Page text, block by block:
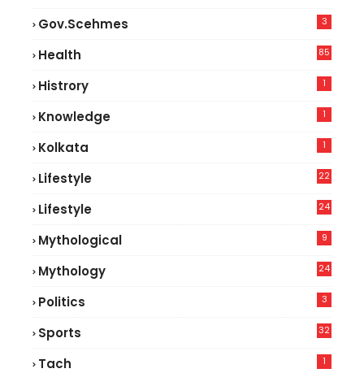
Gov.scehmes 3
Health
85
Histrory 1
Knowledge 1
Kolkata 1
Lifestyle
22
Lifestyle
24
Mythological 9
Mythology 24
Politics 3
Sports 32
Tach 1